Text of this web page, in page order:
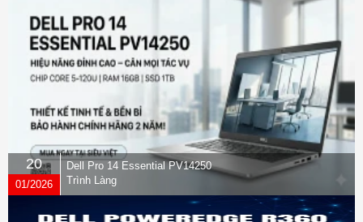
20
01/2026
Dell Pro 14 Essential PV14250
Trình Làng